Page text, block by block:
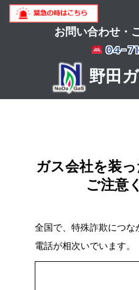
お問い合わせ・
04-
野田
ガス会社を装
ご注意
全国で、特殊詐欺につ
電話が相次いでいます。